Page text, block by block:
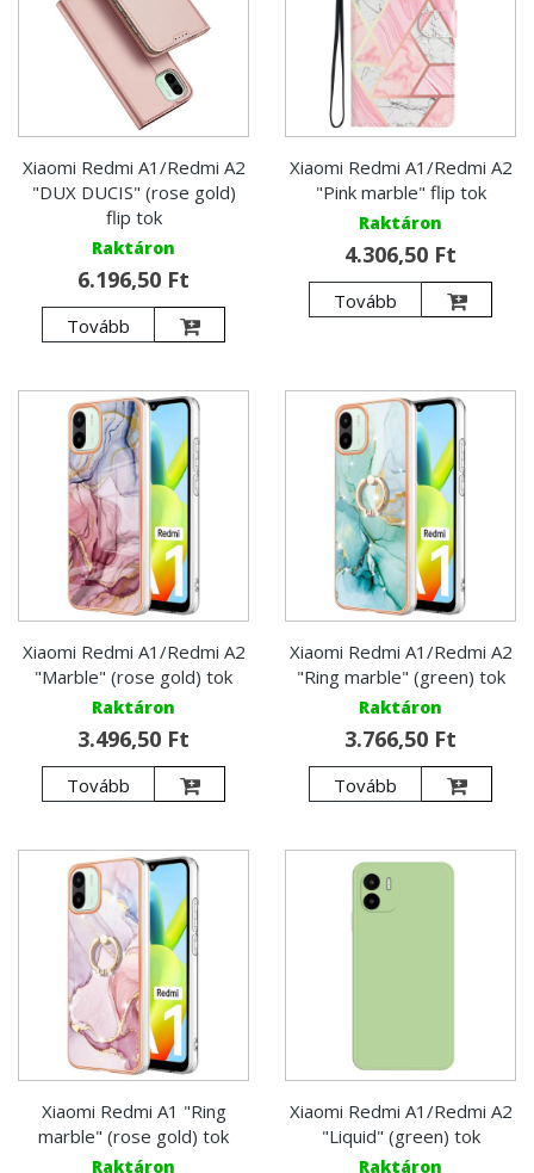
Xiaomi Redmi A1/Redmi A2
"DUX DUCIS" (rose gold)
flip tok
Raktáron
6.196,50 Ft
Tovább
Xiaomi Redmi A1/Redmi A2
"Pink marble" flip tok
Raktáron
4.306,50 Ft
Tovább
Xiaomi Redmi A1/Redmi A2
"Marble" (rose gold) tok
Raktáron
3.496,50 Ft
Tovább
Xiaomi Redmi A1/Redmi A2
"Ring marble" (green) tok
Raktáron
3.766,50 Ft
Tovább
Xiaomi Redmi A1 "Ring
marble" (rose gold) tok
Raktáron
Xiaomi Redmi A1/Redmi A2
"Liquid" (green) tok
Raktáron